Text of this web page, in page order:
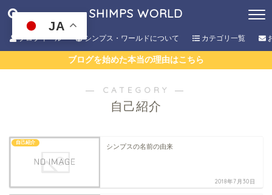
SHIMPS WORLD
プロフィール シンプス・ワールドについて カテゴリ一覧
ブログを始めた本当の理由はこちら
― CATEGORY ―
自己紹介
自己紹介
シンプスの名前の由来
2018年7月30日
JA